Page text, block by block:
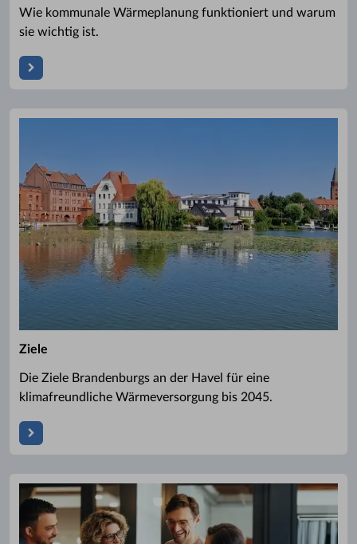
Wie kommunale Wärmeplanung funktioniert und warum
sie wichtig ist.
Ziele
Die Ziele Brandenburgs an der Havel für eine
klimafreundliche Wärmeversorgung bis 2045.